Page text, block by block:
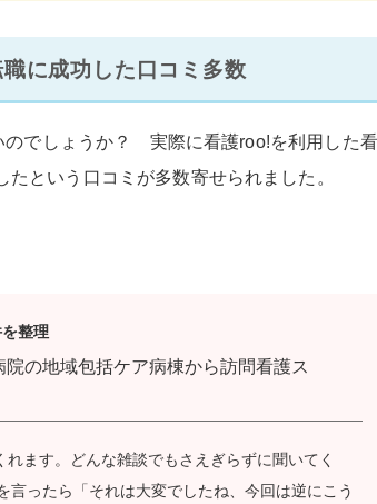
に成功した口コミ多数
のでしょうか？ 実際に看護roo!を利用した看
という口コミが多数寄せられました。
整理
の地域包括ケア病棟から訪問看護ス
ます。どんな雑談でもさえぎらずに聞いてく
ったら「それは大変でしたね、今回は逆にこう